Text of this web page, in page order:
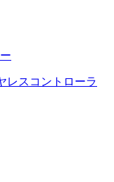
レスコントローラ